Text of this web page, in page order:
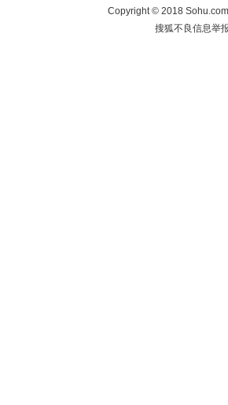
Copyright©2018
搜狐不良信息举